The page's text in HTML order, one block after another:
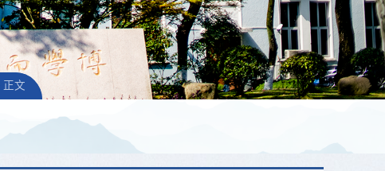
正文